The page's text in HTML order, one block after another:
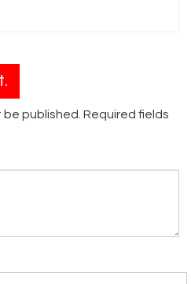
published. Required fields